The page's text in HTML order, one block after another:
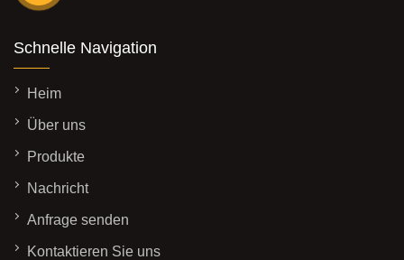
Schnelle Navigation
Heim
Über uns
Produkte
Nachricht
Anfrage senden
Kontaktieren Sie uns